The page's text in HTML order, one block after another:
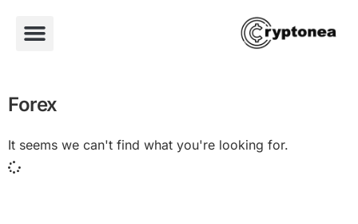
Forex
It seems we can't find what you're looking for.